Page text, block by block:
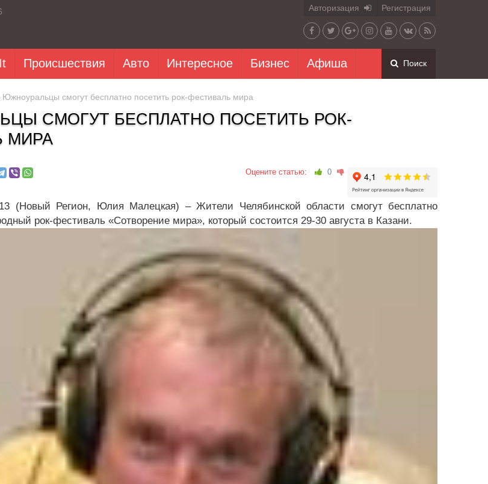
Авторизация Регистрация
It Происшествия Авто Интересное Бизнес Афиша Поиск
Южноуральцы смогут бесплатно посетить рок-фестиваль мира
СМОГУТ БЕСПЛАТНО ПОСЕТИТЬ РОК-
МИРА
Оцените статью: 0
(Новый Регион, Юлия Малецкая) – Жители Челябинской области смогут бесплатно
рок-фестиваль «Сотворение мира», который состоится 29-30 августа в Казани.